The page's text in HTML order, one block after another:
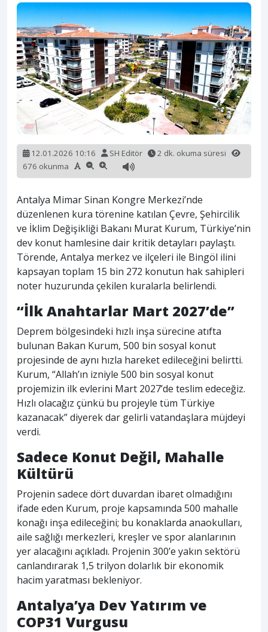
12.01.2026 10:16 SH Editör
2 dk. okuma süresi
676 okunma
Antalya Mimar Sinan Kongre Merkezi’nde
düzenlenen kura törenine katılan Çevre, Şehircilik
ve İklim Değişikliği Bakanı Murat Kurum, Türkiye’nin
dev konut hamlesine dair kritik detayları paylaştı.
Törende, Antalya merkez ve ilçeleri ile Bingöl ilini
kapsayan toplam 15 bin 272 konutun hak sahipleri
noter huzurunda çekilen kuralarla belirlendi.
“İlk Anahtarlar Mart 2027’de”
Deprem bölgesindeki hızlı inşa sürecine atıfta
bulunan Bakan Kurum, 500 bin sosyal konut
projesinde de aynı hızla hareket edileceğini belirtti.
Kurum, “Allah’ın izniyle 500 bin sosyal konut
projemizin ilk evlerini Mart 2027’de teslim edeceğiz.
Hızlı olacağız çünkü bu projeyle tüm Türkiye
kazanacak” diyerek dar gelirli vatandaşlara müjdeyi
verdi.
Sadece Konut Değil, Mahalle
Kültürü
Projenin sadece dört duvardan ibaret olmadığını
ifade eden Kurum, proje kapsamında 500 mahalle
konağı inşa edileceğini; bu konaklarda anaokulları,
aile sağlığı merkezleri, kreşler ve spor alanlarının
yer alacağını açıkladı. Projenin 300’e yakın sektörü
canlandırarak 1,5 trilyon dolarlık bir ekonomik
hacim yaratması bekleniyor.
Antalya’ya Dev Yatırım ve
COP31 Vurgusu